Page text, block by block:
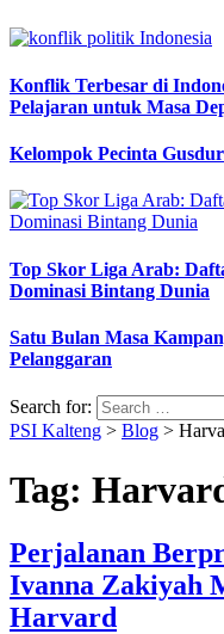
Konflik Terbesar di
Pelajaran untuk Masa
Kelompok Pecinta
Top Skor Liga Arab:
Dominasi Bintang Dunia
Satu Bulan Masa
Pelanggaran
Search for:
PSI Kalteng > Blog >
Tag:
Perjalanan
Ivanna Zakiyah
Harvard